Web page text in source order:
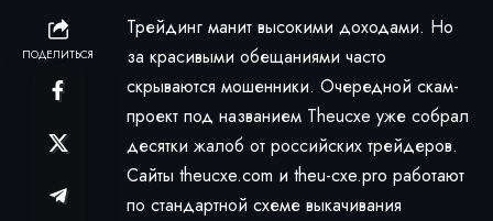
ПОДЕЛИТЬСЯ
Трейдинг манит высокими доходами. Но
за красивыми обещаниями часто
скрываются мошенники. Очередной скам-
проект под названием Theucxe уже собрал
десятки жалоб от российских трейдеров.
Сайты theucxe.com и theu-cxe.pro работают
по стандартной схеме выкачивания